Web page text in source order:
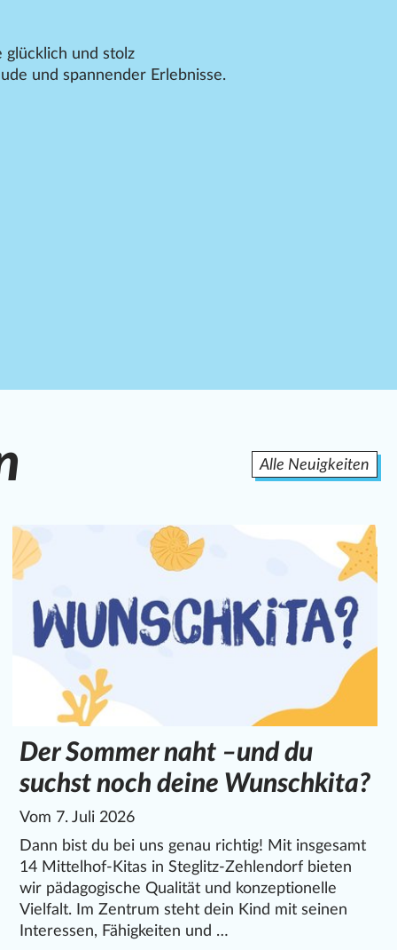
glücklich und stolz
und spannender Erlebnisse.
Alle Neuigkeiten
Der Sommer naht –und du
suchst noch deine Wunschkita?
Vom 7. Juli 2026
Dann bist du bei uns genau richtig! Mit insgesamt
14 Mittelhof-Kitas in Steglitz-Zehlendorf bieten
wir pädagogische Qualität und konzeptionelle
Vielfalt. Im Zentrum steht dein Kind mit seinen
Interessen, Fähigkeiten und …